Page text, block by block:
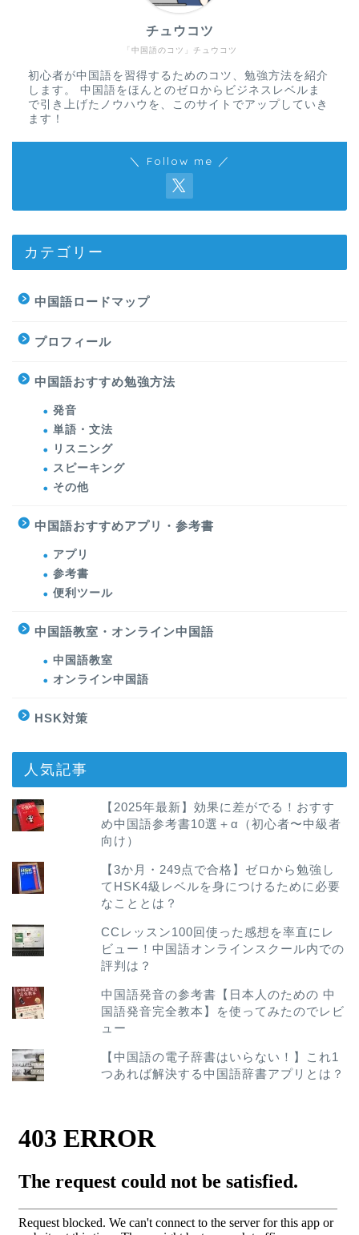
「中国語のコツ」チュウコツ
チュウコツ
初心者が中国語を習得するためのコツ、勉強方法を紹介
します。 中国語をほんとのゼロからビジネスレベルま
で引き上げたノウハウを、このサイトでアップしていき
ます！
＼ Follow me ／
カテゴリー
中国語ロードマップ
プロフィール
中国語おすすめ勉強方法
発音
単語・文法
リスニング
スピーキング
その他
中国語おすすめアプリ・参考書
アプリ
参考書
便利ツール
中国語教室・オンライン中国語
中国語教室
オンライン中国語
HSK対策
人気記事
【2025年最新】効果に差がでる！おすす
め中国語参考書10選＋α（初心者〜中級者
向け）
【3か月・249点で合格】ゼロから勉強し
てHSK4級レベルを身につけるために必要
なこととは？
CCレッスン100回使った感想を率直にレ
ビュー！中国語オンラインスクール内での
評判は？
中国語発音の参考書【日本人のための 中
国語発音完全教本】を使ってみたのでレビ
ュー
【中国語の電子辞書はいらない！】これ1
つあれば解決する中国語辞書アプリとは？